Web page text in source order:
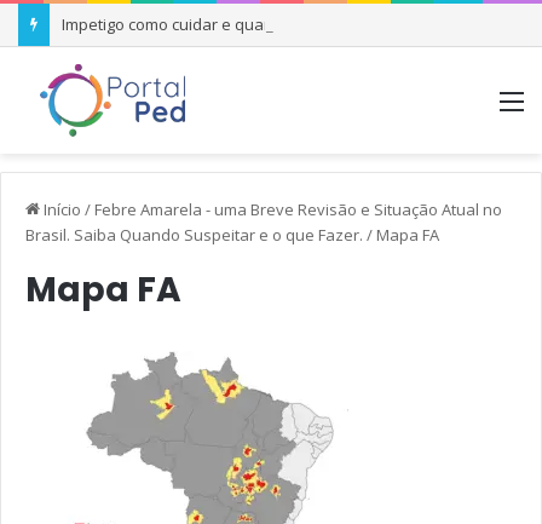
Impetigo como cuidar e quando se preocupar
Início / Febre Amarela - uma Breve Revisão e Situação Atual no
Brasil. Saiba Quando Suspeitar e o que Fazer. / Mapa FA
Mapa FA